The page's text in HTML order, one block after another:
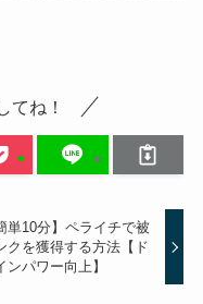
てね！
単10分】ペライチで被
クを獲得する方法【ド
ンパワー向上】